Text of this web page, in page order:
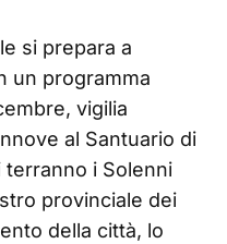
si prepara a
un programma
vigilia
al Santuario di
terranno i Solenni
provinciale dei
della città, lo